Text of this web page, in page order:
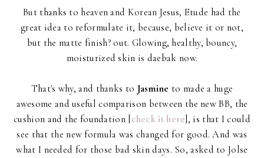
But thanks to heaven and Korean Jesus, Etude had the
great idea to reformulate it, because, believe it or not,
but the matte finish? out. Glowing, healthy, bouncy,
moisturized skin is daebak now.
That's why, and thanks to Jasmine to made a huge
awesome and useful comparison between the new BB, the
cushion and the foundation [check it here], is that I could
see that the new formula was changed for good. And was
what I needed for those bad skin days. So, asked to Jolse